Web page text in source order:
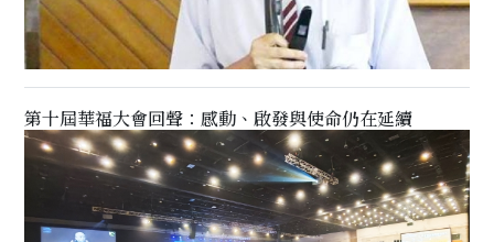
第十屆華福大會回聲：感動、啟發與使命仍在延續